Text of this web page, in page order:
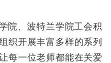
院、波特兰学院工会积
织开展丰富多样的系列
每一位老师都能在关爱